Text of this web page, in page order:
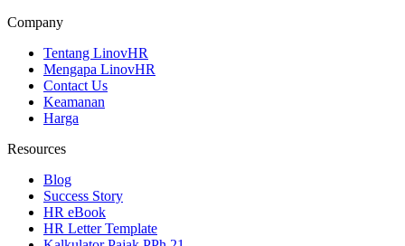
Company
Tentang LinovHR
Mengapa LinovHR
Contact Us
Keamanan
Harga
Resources
Blog
Success Story
HR eBook
HR Letter Template